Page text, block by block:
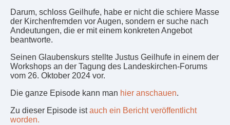
Darum, schloss Geilhufe, habe er nicht die schiere Masse
der Kirchenfremden vor Augen, sondern er suche nach
Andeutungen, die er mit einem konkreten Angebot
beantworte.
Seinen Glaubenskurs stellte Justus Geilhufe in einem der
Workshops an der Tagung des Landeskirchen-Forums
vom 26. Oktober 2024 vor.
Die ganze Episode kann man hier anschauen.
Zu dieser Episode istauch ein Bericht veröffentlicht
worden.